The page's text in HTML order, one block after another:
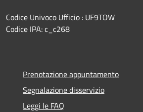
Codice Univoco Ufficio : UF9TOW
Codice IPA: c_c268
Prenotazione appuntamento
Segnalazione disservizio
Leggi le FAQ